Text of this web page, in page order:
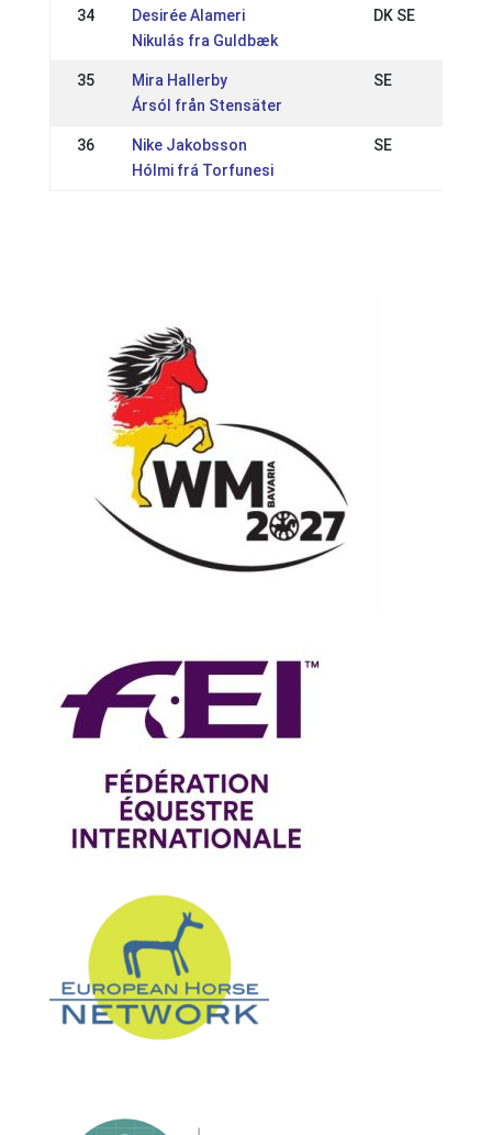
34
Desirée Alameri
Nikulás fra Guldbæk
DK SE
35
Mira Hallerby
Ársól från Stensäter
SE
36
Nike Jakobsson
Hólmi frá Torfunesi
SE